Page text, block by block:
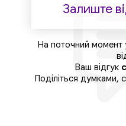
Залиште
На поточний момент
Ваш відгук
Поділіться